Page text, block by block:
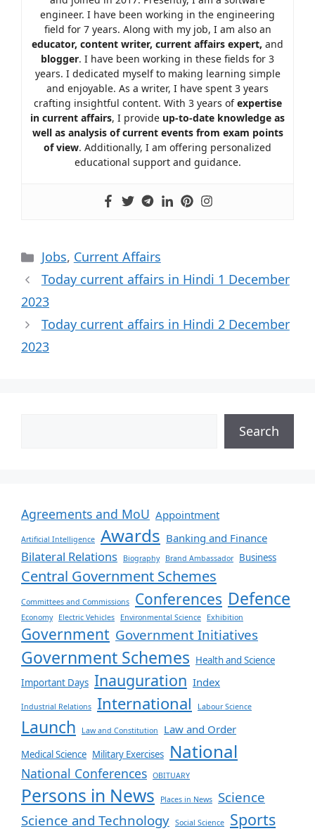
engineer. I have been working in the engineering
field for 7 years. Along with my job, I am also an
educator, content writer, current affairs expert, and
blogger. I have been working in these fields for 3
years. I dedicated myself to making learning simple
and enjoyable. As a writer, I have spent 3 years
crafting insightful content. With 3 years ofexpertise
in current affairs, I provide up-to-date knowledge as
well as analysis of current events from exam points
of view. Additionally, I am offering personalized
educational support and guidance.
Jobs, Current Affairs
Today current affairs in Hindi 1 December
2023
Today current affairs in Hindi 2 December
2023
Search
Agreements and MoU Appointment
Artificial Intelligence Awards Banking and Finance
Bilateral Relations Biography Brand Ambassador Business
Central Government Schemes
Committees and Commissions Conferences Defence
Economy Electric Vehicles Environmental Science Exhibition
Government Government Initiatives
Government Schemes Health and Science
Important Days Inauguration Index
Industrial Relations International Labour Science
Launch Law and Constitution Law and Order
Medical Science Military Exercises National
National Conferences OBITUARY
Persons in News Places in News
Science
Science and Technology Social Science Sports